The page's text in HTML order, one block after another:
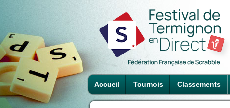
Accueil Tournois Classements